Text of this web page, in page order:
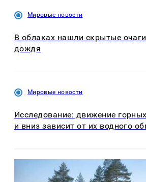
Мировые новости
В облаках нашли скрытые
дождя
Мировые новости
Исследование: движение
и вниз зависит от их водного